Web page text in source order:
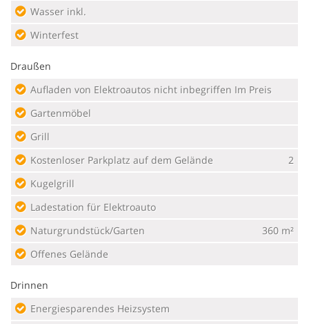
Wasser inkl.
Winterfest
Draußen
Aufladen von Elektroautos nicht inbegriffen Im Preis
Gartenmöbel
Grill
Kostenloser Parkplatz auf dem Gelände
2
Kugelgrill
Ladestation für Elektroauto
Naturgrundstück/Garten
360 m²
Offenes Gelände
Drinnen
Energiesparendes Heizsystem